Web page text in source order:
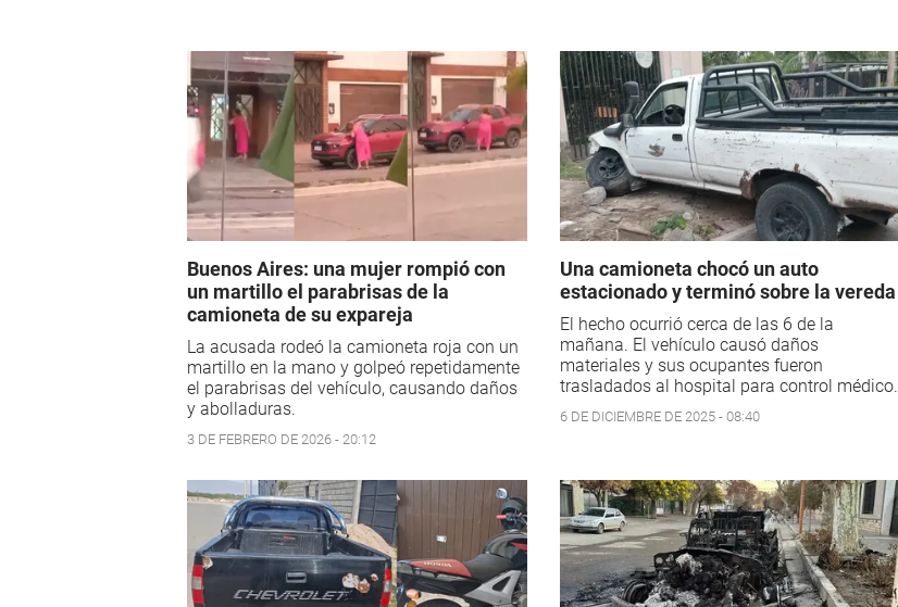
Buenos Aires: una mujer rompió con
un martillo el parabrisas de la
camioneta de su expareja
La acusada rodeó la camioneta roja con un
martillo en la mano y golpeó repetidamente
el parabrisas del vehículo, causando daños
y abolladuras.
3 DE FEBRERO DE 2026 - 20:12
Una camioneta chocó un auto
estacionado y terminó sobre la vereda
El hecho ocurrió cerca de las 6 de la
mañana. El vehículo causó daños
materiales y sus ocupantes fueron
trasladados al hospital para control médico.
6 DE DICIEMBRE DE 2025 - 08:40